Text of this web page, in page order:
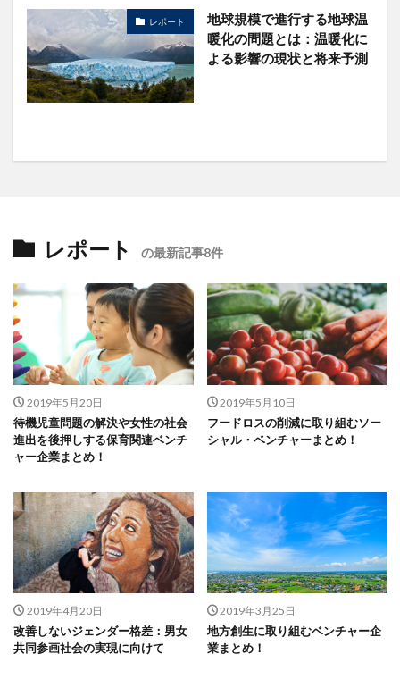
レポート
地球規模で進行する地球温
暖化の問題とは：温暖化に
よる影響の現状と将来予測
レポート の最新記事8件
2019年5月20日
待機児童問題の解決や女性の社会
進出を後押しする保育関連ベンチ
ャー企業まとめ！
2019年5月10日
フードロスの削減に取り組むソー
シャル・ベンチャーまとめ！
2019年4月20日
改善しないジェンダー格差：男女
共同参画社会の実現に向けて
2019年3月25日
地方創生に取り組むベンチャー企
業まとめ！